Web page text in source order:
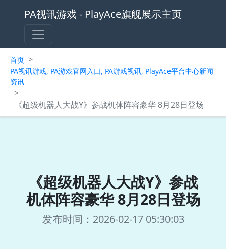
PA视讯游戏 - PlayAce旗舰展示主页
首页 >
PA视讯游戏, PA游戏官网入口, PA游戏视讯, PlayAce平台中心新闻
资讯
>
《超级机器人大战Y》参战机体阵容豪华 8月28日登场
《超级机器人大战Y》参战
机体阵容豪华 8月28日登场
发布时间：2026-02-17 05:30:03